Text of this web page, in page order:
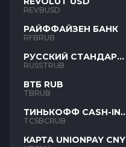
REVBUSD
РАЙФФАЙЗЕН БАНК
RFBRUB
РУССКИЙ СТАНДАРТ
RUB
RUSSTRUB
ВТБ RUB
TBRUB
ТИНЬКОФФ CASH-IN
RUB
TCSBCRUB
КАРТА UNIONPAY CNY